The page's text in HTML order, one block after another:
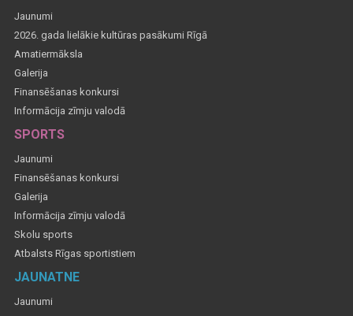
Jaunumi
2026. gada lielākie kultūras pasākumi Rīgā
Amatiermāksla
Galerija
Finansēšanas konkursi
Informācija zīmju valodā
SPORTS
Jaunumi
Finansēšanas konkursi
Galerija
Informācija zīmju valodā
Skolu sports
Atbalsts Rīgas sportistiem
JAUNATNE
Jaunumi